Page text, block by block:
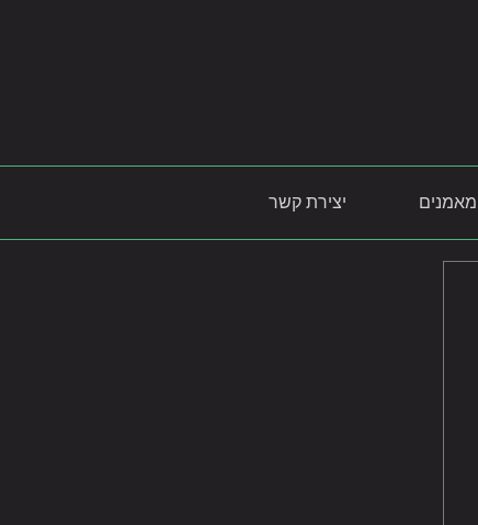
מאמנים יצירת קשר